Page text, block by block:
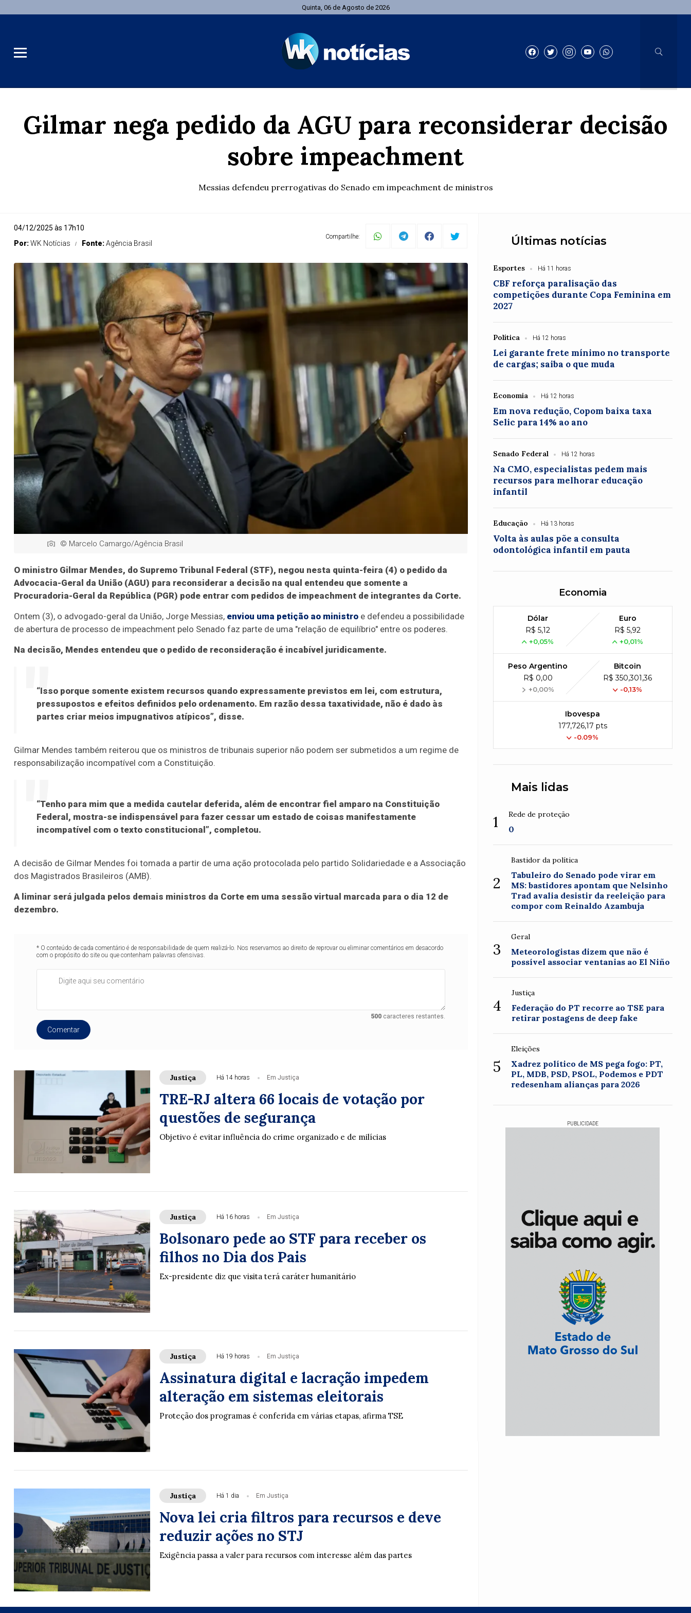
Quinta, 06 de Agosto de 2026
Gilmar nega pedido da AGU para reconsiderar decisão
sobre impeachment
Messias defendeu prerrogativas do Senado em impeachment de ministros
04/12/2025 às 17h10
Por:WK Notícias Fonte:Agência Brasil
Compartilhe:
© Marcelo Camargo/Agência Brasil
O ministro Gilmar Mendes, do Supremo Tribunal Federal (STF), negou nesta quinta-feira (4) o pedido da
Advocacia-Geral da União (AGU) para reconsiderar a decisão na qual entendeu que somente a
Procuradoria-Geral da República (PGR) pode entrar com pedidos de impeachment de integrantes da Corte.
Ontem (3), o advogado-geral da União, Jorge Messias, enviou uma petição ao ministro e defendeu a possibilidade
de abertura de processo de impeachment pelo Senado faz parte de uma "relação de equilíbrio" entre os poderes.
Na decisão, Mendes entendeu que o pedido de reconsideração é incabível juridicamente.
“Isso porque somente existem recursos quando expressamente previstos em lei, com estrutura,
pressupostos e efeitos definidos pelo ordenamento. Em razão dessa taxatividade, não é dado às
partes criar meios impugnativos atípicos”, disse.
Gilmar Mendes também reiterou que os ministros de tribunais superior não podem ser submetidos a um regime de
responsabilização incompatível com a Constituição.
“Tenho para mim que a medida cautelar deferida, além de encontrar fiel amparo na Constituição
Federal, mostra-se indispensável para fazer cessar um estado de coisas manifestamente
incompatível com o texto constitucional”, completou.
A decisão de Gilmar Mendes foi tomada a partir de uma ação protocolada pelo partido Solidariedade e a Associação
dos Magistrados Brasileiros (AMB).
A liminar será julgada pelos demais ministros da Corte em uma sessão virtual marcada para o dia 12 de
dezembro.
* O conteúdo de cada comentário é de responsabilidade de quem realizá-lo. Nos reservamos ao direito de reprovar ou eliminar comentários em desacordo
com o propósito do site ou que contenham palavras ofensivas.
500caracteres restantes.
Comentar
Justiça Há 14 horas Em Justiça
TRE-RJ altera 66 locais de votação por
questões de segurança
Objetivo é evitar influência do crime organizado e de milícias
Justiça Há 16 horas Em Justiça
Bolsonaro pede ao STF para receber os
filhos no Dia dos Pais
Ex-presidente diz que visita terá caráter humanitário
Justiça Há 19 horas Em Justiça
Assinatura digital e lacração impedem
alteração em sistemas eleitorais
Proteção dos programas é conferida em várias etapas, afirma TSE
Justiça Há 1 dia Em Justiça
Nova lei cria filtros para recursos e deve
reduzir ações no STJ
Exigência passa a valer para recursos com interesse além das partes
Últimas notícias
Esportes Há 11 horas
CBF reforça paralisação das
competições durante Copa Feminina em
2027
Política Há 12 horas
Lei garante frete mínimo no transporte
de cargas; saiba o que muda
Economia Há 12 horas
Em nova redução, Copom baixa taxa
Selic para 14% ao ano
Senado Federal Há 12 horas
Na CMO, especialistas pedem mais
recursos para melhorar educação
infantil
Educação Há 13 horas
Volta às aulas põe a consulta
odontológica infantil em pauta
Economia
Dólar
R$ 5,12
+0,05%
Euro
R$ 5,92
+0,01%
Peso Argentino
R$ 0,00
+0,00%
Bitcoin
R$ 350,301,36
-0,13%
Ibovespa
177,726,17 pts
-0.09%
Mais lidas
1 Rede de proteção
0
2
Bastidor da política
Tabuleiro do Senado pode virar em
MS: bastidores apontam que Nelsinho
Trad avalia desistir da reeleição para
compor com Reinaldo Azambuja
3
Geral
Meteorologistas dizem que não é
possível associar ventanias ao El Niño
4
Justiça
Federação do PT recorre ao TSE para
retirar postagens de deep fake
5
Eleições
Xadrez político de MS pega fogo: PT,
PL, MDB, PSD, PSOL, Podemos e PDT
redesenham alianças para 2026
PUBLICIDADE